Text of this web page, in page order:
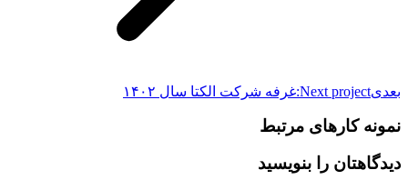
بعدیNext project: غرفه شرکت الکتا سال ۱۴۰۲
نمونه کارهای مرتبط
دیدگاهتان را بنویسید